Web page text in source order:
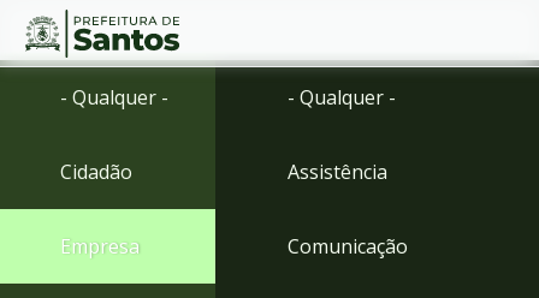
Ir
Ir
menu
Conteúdo
- Qualquer -
Cidadão
Empresa
- Qualquer -
Assistência
Comunicação